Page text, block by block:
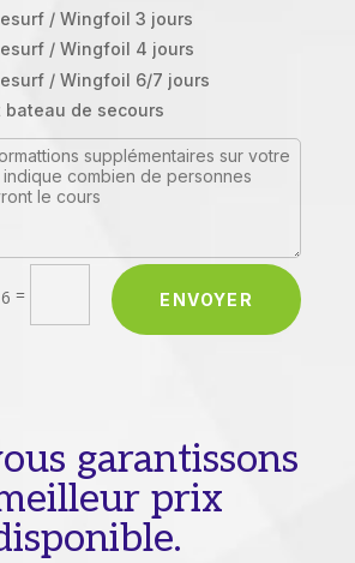
/ Wingfoil 3 jours
/ Wingfoil 4 jours
/ Wingfoil 6/7 jours
bateau de secours
= ENVOYER
garantissons
prix